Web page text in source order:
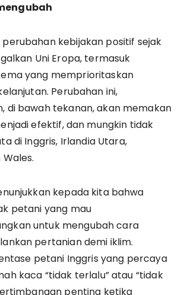
kebijakan positif sejak
Uni Eropa, termasuk
yang memprioritaskan
Perubahan ini,
di bawah tekanan, akan memakan
efektif, dan mungkin tidak
di Inggris, Irlandia Utara,
kepada kita bahwa
petani yang mau
untuk mengubah cara
pertanian demi iklim.
petani Inggris yang percaya
kaca “tidak terlalu” atau “tidak
penting ketika